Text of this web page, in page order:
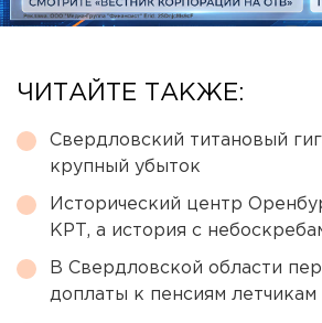
ЧИТАЙТЕ ТАКЖЕ:
Свердловский титановый
крупный убыток
Исторический центр
КРТ, а история с
В Свердловской области
доплаты к пенсиям